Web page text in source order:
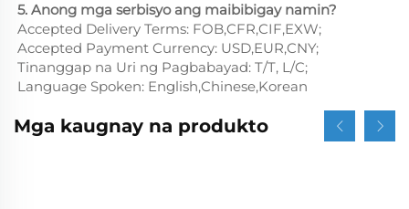
5. Anong mga serbisyo ang maibibigay namin?
Accepted Delivery Terms: FOB,CFR,CIF,EXW;
Accepted Payment Currency: USD,EUR,CNY;
Tinanggap na Uri ng Pagbabayad: T/T, L/C;
Language Spoken: English,Chinese,Korean
Mga kaugnay na produkto